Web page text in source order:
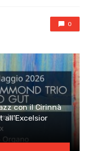
0
con il Cirinnà